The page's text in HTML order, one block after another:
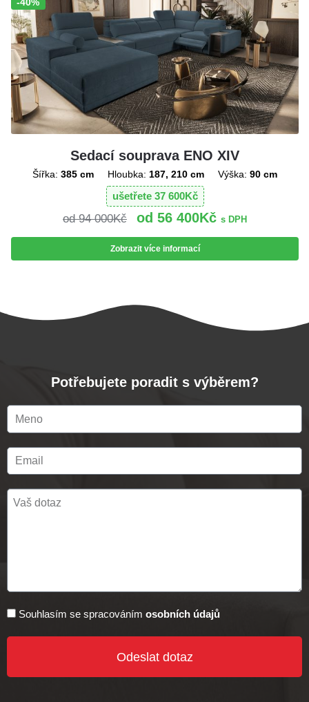
Sedací souprava ENO XIV
Šířka: 385 cm Hloubka: 187, 210 cm Výška: 90 cm
ušetřete 37 600Kč
94 000Kč 56 400Kč s DPH
Zobrazit více informací
Potřebujete poradit s výběrem?
Souhlasím se spracováním osobních údajů
Odeslat dotaz